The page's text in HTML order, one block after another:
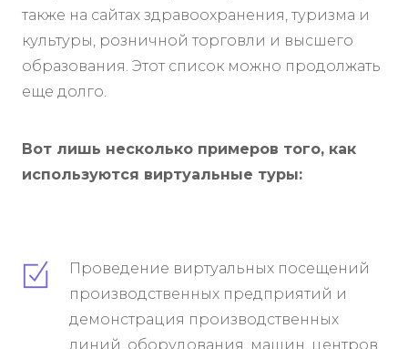
также на сайтах здравоохранения, туризма и
культуры, розничной торговли и высшего
образования. Этот список можно продолжать
еще долго.
Вот лишь несколько примеров того, как
используются виртуальные туры:
Проведение виртуальных посещений
производственных предприятий и
демонстрация производственных
линий, оборудования, машин, центров